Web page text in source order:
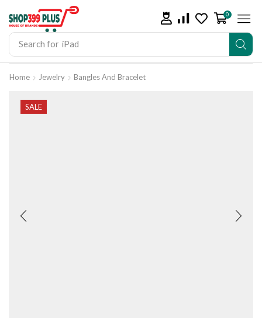
Search for iPad
0
Home Jewelry Bangles And Bracelet
SALE